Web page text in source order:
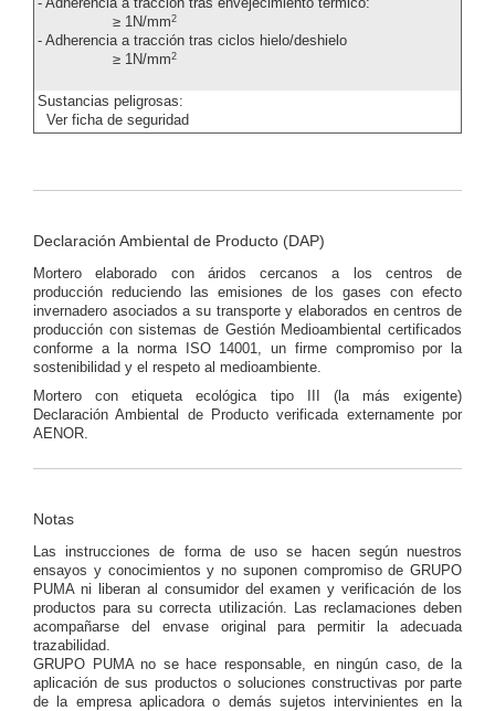
- Adherencia a tracción tras envejecimiento térmico:
≥ 1N/mm2
- Adherencia a tracción tras ciclos hielo/deshielo
≥ 1N/mm2
Sustancias peligrosas:
Ver ficha de seguridad
Declaración Ambiental de Producto (DAP)
Mortero elaborado con áridos cercanos a los centros de
producción reduciendo las emisiones de los gases con efecto
invernadero asociados a su transporte y elaborados en centros de
producción con sistemas de Gestión Medioambiental certificados
conforme a la norma ISO 14001, un firme compromiso por la
sostenibilidad y el respeto al medioambiente.
Mortero con etiqueta ecológica tipo III (la más exigente)
Declaración Ambiental de Producto verificada externamente por
AENOR.
Notas
Las instrucciones de forma de uso se hacen según nuestros
ensayos y conocimientos y no suponen compromiso de GRUPO
PUMA ni liberan al consumidor del examen y verificación de los
productos para su correcta utilización. Las reclamaciones deben
acompañarse del envase original para permitir la adecuada
trazabilidad.
GRUPO PUMA no se hace responsable, en ningún caso, de la
aplicación de sus productos o soluciones constructivas por parte
de la empresa aplicadora o demás sujetos intervinientes en la